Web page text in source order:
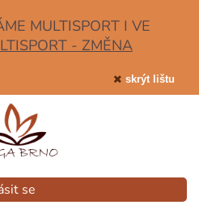
MULTISPORT I VE
- ZMĚNA
skrýt lištu
se